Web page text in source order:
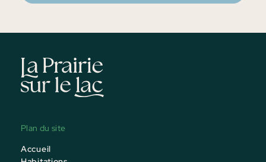
Plan du site
Accueil